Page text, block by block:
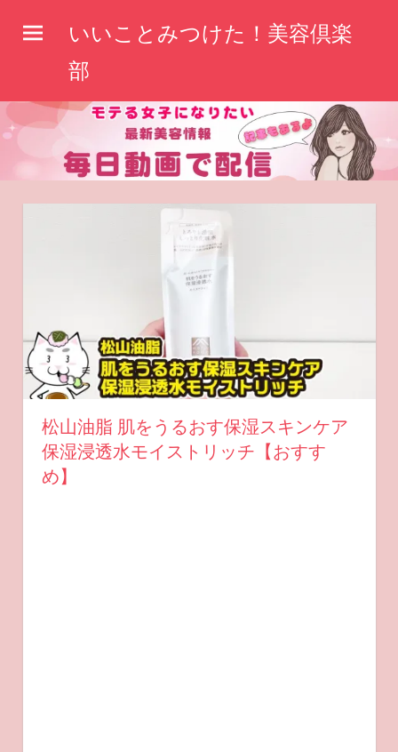
へ
いいことみつけた！美容倶楽
部
松山油脂 肌をうるおす保湿スキンケア
保湿浸透水モイストリッチ【おすす
め】